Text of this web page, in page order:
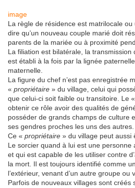
image
La règle de résidence est matrilocale
dire qu’un nouveau couple marié doit
parents de la mariée ou à proximité
La filiation est bilatérale, la transmission
est établi à la fois par la lignée
maternelle.
La figure du chef n’est pas enregistrée
« propriétaire » du village, celui qui
que celui-ci soit faible ou transitoire. Le
obtenir ce rôle avoir des qualités de
posséder de grands champs de culture
ses gendres proches les uns des autres.
Ce « propriétaire » du village peut aussi
Le sorcier quand à lui est une personne
et qui est capable de les utiliser contre
la mort. Il est toujours identifié comme
l’extérieur, venant d’un autre groupe ou
Parfois de nouveaux villages sont créés